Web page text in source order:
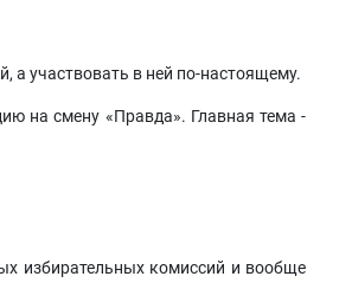
а участвовать в ней по-настоящему.
на смену «Правда». Главная тема -
избирательных комиссий и вообще